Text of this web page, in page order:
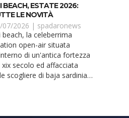
BEACH, ESTATE 2026:
LE NOVITÀ
07/2026 | spadaronews
beach, la celeberrima
open-air situata
di un'antica fortezza
xix secolo ed affacciata
scogliere di baja sardinia,